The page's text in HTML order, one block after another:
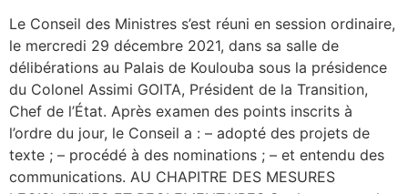
Le Conseil des Ministres s’est réuni en session ordinaire,
le mercredi 29 décembre 2021, dans sa salle de
délibérations au Palais de Koulouba sous la présidence
du Colonel Assimi GOITA, Président de la Transition,
Chef de l’État. Après examen des points inscrits à
l’ordre du jour, le Conseil a : – adopté des projets de
texte ; – procédé à des nominations ; – et entendu des
communications. AU CHAPITRE DES MESURES